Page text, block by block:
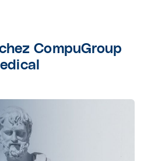
CompuGroup